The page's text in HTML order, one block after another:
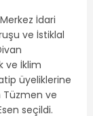
İdari
ve İstiklal
ve İklim
üyeliklerine
Tüzmen ve
seçildi.